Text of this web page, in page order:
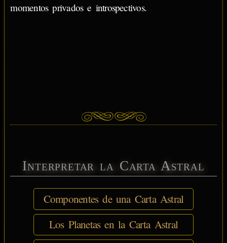
momentos privados e introspectivos.
Interpretar la Carta Astral
Componentes de una Carta Astral
Los Planetas en la Carta Astral